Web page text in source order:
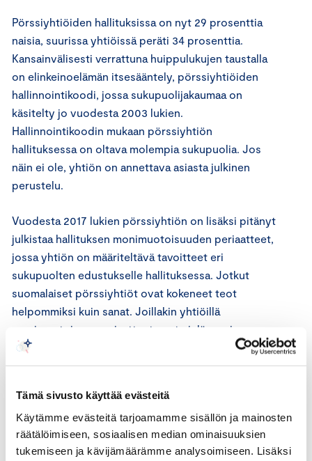
Tämä sivusto käyttää evästeitä
Käytämme evästeitä tarjoamamme sisällön ja mainosten
räätälöimiseen, sosiaalisen median ominaisuuksien
tukemiseen ja kävijämäärämme analysoimiseen. Lisäksi
Pörssiyhtiöiden hallituksissa on nyt 29 prosenttia
naisia, suurissa yhtiöissä peräti 34 prosenttia.
Kansainvälisesti verrattuna huippulukujen taustalla
on elinkeinoelämän itsesääntely, pörssiyhtiöiden
hallinnointikoodi, jossa sukupuolijakaumaa on
käsitelty jo vuodesta 2003 lukien.
Hallinnointikoodin mukaan pörssiyhtiön
hallituksessa on oltava molempia sukupuolia. Jos
näin ei ole, yhtiön on annettava asiasta julkinen
perustelu.
Vuodesta 2017 lukien pörssiyhtiön on lisäksi pitänyt
julkistaa hallituksen monimuotoisuuden periaatteet,
jossa yhtiön on määriteltävä tavoitteet eri
sukupuolten edustukselle hallituksessa. Jotkut
suomalaiset pörssiyhtiöt ovat kokeneet teot
helpommiksi kuin sanat. Joillakin yhtiöillä
monimuotoisuusperiaatteet ovat vielä varsin
vaatimattomia tai jopa puuttuvat, vaikka kyseisellä
yhtiöllä saattaa olla merkittävä osuus naisia
Ajoittain kuulee pohdittavan, että päteviä naisia on
vaikea löytää hallitukseen ja siten samat naiset ovat
monissa hallituksissa. Tosiasiassa pörssiyhtiöiden